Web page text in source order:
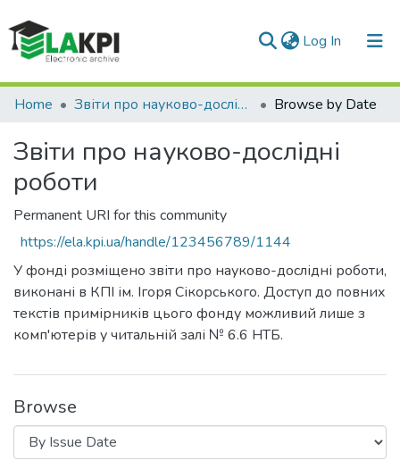
Log In (current)
Communities & Collections
Home Звіти про науково-дослідні роботи Browse by Date
Звіти про науково-дослідні
роботи
Permanent URI for this community
https://ela.kpi.ua/handle/123456789/1144
У фонді розміщено звіти про науково-дослідні роботи,
виконані в КПІ ім. Ігоря Сікорського. Доступ до повних
текстів примірників цього фонду можливий лише з
комп'ютерів у читальній залі № 6.6 НТБ.
Browse